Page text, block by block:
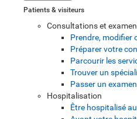
Patients & visiteurs
Consultations et
Prendre, modifier
Préparer votre
Parcourir les
Trouver un
Passer un examen
Hospitalisation
Être hospitalisé